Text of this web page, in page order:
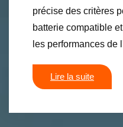
précise des critères
batterie compatible
les performances de
Lire la suite